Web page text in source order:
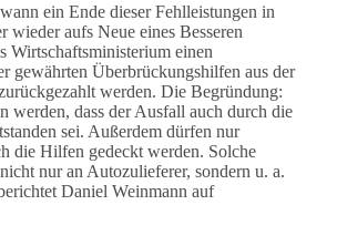
ein Ende dieser Fehlleistungen in
wieder aufs Neue eines Besseren
Wirtschaftsministerium einen
gewährten Überbrückungshilfen aus der
werden. Die Begründung:
werden, dass der Ausfall auch durch die
sei. Außerdem dürfen nur
die Hilfen gedeckt werden. Solche
nur an Autozulieferer, sondern u. a.
Daniel Weinmann auf